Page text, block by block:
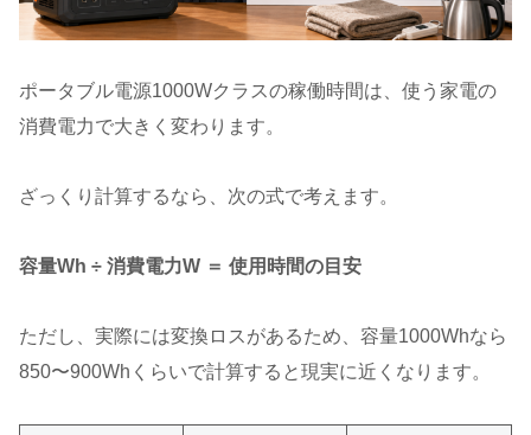
ポータブル電源1000Wクラスの稼働時間は、使う家電の
消費電力で大きく変わります。
ざっくり計算するなら、次の式で考えます。
容量Wh ÷ 消費電力W ＝ 使用時間の目安
ただし、実際には変換ロスがあるため、容量1000Whなら
850〜900Whくらいで計算すると現実に近くなります。